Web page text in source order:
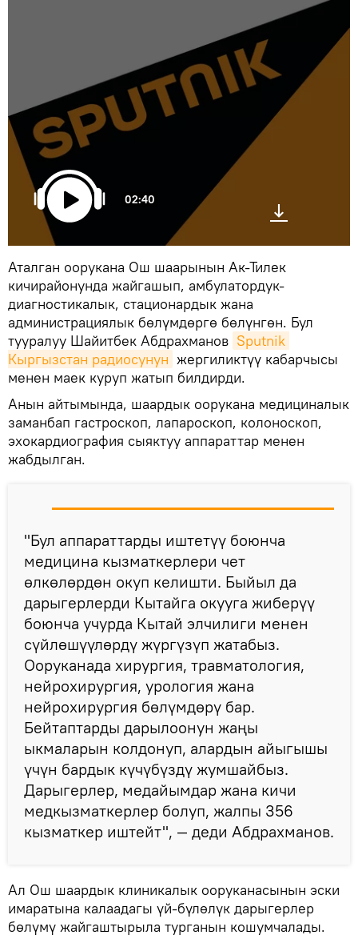
02:40
Аталган оорукана Ош шаарынын Ак-Тилек
кичирайонунда жайгашып, амбулатордук-
диагностикалык, стационардык жана
администрациялык бөлүмдөргө бөлүнгөн. Бул
тууралуу Шайитбек Абдрахманов Sputnik
Кыргызстан радиосунун жергиликтүү кабарчысы
менен маек куруп жатып билдирди.
Анын айтымында, шаардык оорукана медициналык
заманбап гастроскоп, лапароскоп, колоноскоп,
эхокардиография сыяктуу аппараттар менен
жабдылган.
"Бул аппараттарды иштетүү боюнча
медицина кызматкерлери чет
өлкөлөрдөн окуп келишти. Быйыл да
дарыгерлерди Кытайга окууга жиберүү
боюнча учурда Кытай элчилиги менен
сүйлөшүүлөрдү жүргүзүп жатабыз.
Ооруканада хирургия, травматология,
нейрохирургия, урология жана
нейрохирургия бөлүмдөрү бар.
Бейтаптарды дарылоонун жаңы
ыкмаларын колдонуп, алардын айыгышы
үчүн бардык күчүбүздү жумшайбыз.
Дарыгерлер, медайымдар жана кичи
медкызматкерлер болуп, жалпы 356
кызматкер иштейт", — деди Абдрахманов.
Ал Ош шаардык клиникалык ооруканасынын эски
имаратына калаадагы үй-бүлөлүк дарыгерлер
бөлүмү жайгаштырыла турганын кошумчалады.